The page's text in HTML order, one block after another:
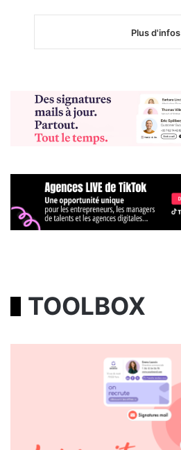
Plus d'infos
TOOLBOX